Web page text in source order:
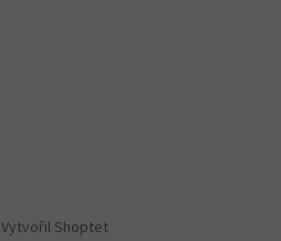
Vytvořil Shoptet